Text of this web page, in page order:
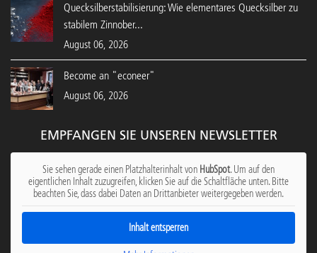
Quecksilberstabilisierung: Wie elementares Quecksilber zu
stabilem Zinnober...
August 06, 2026
Become an "econeer"
August 06, 2026
EMPFANGEN SIE UNSEREN NEWSLETTER
Sie sehen gerade einen Platzhalterinhalt von HubSpot. Um auf den
eigentlichen Inhalt zuzugreifen, klicken Sie auf die Schaltfläche unten. Bitte
beachten Sie, dass dabei Daten an Drittanbieter weitergegeben werden.
Inhalt entsperren